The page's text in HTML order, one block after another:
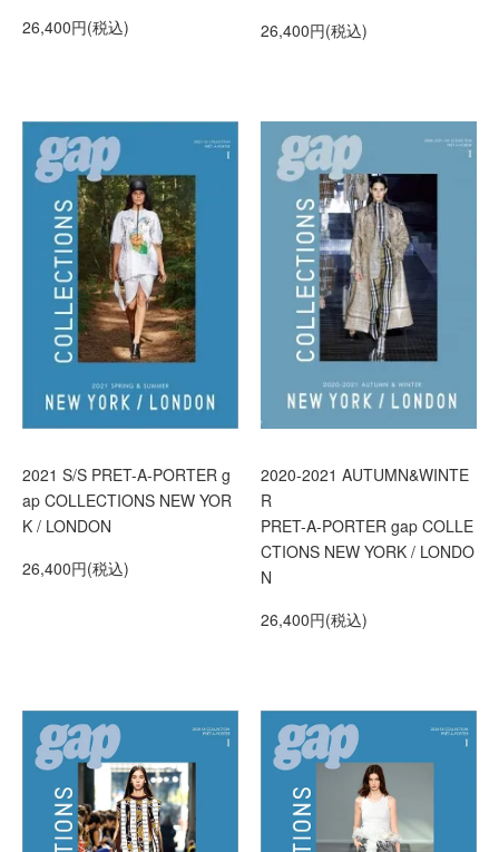
26,400円(税込) 26,400円(税込)
2021 S/S PRET-A-PORTER g
ap COLLECTIONS NEW YOR
K / LONDON
26,400円(税込)
2020-2021 AUTUMN&WINTE
R
PRET-A-PORTER gap COLLE
CTIONS NEW YORK / LONDO
N
26,400円(税込)